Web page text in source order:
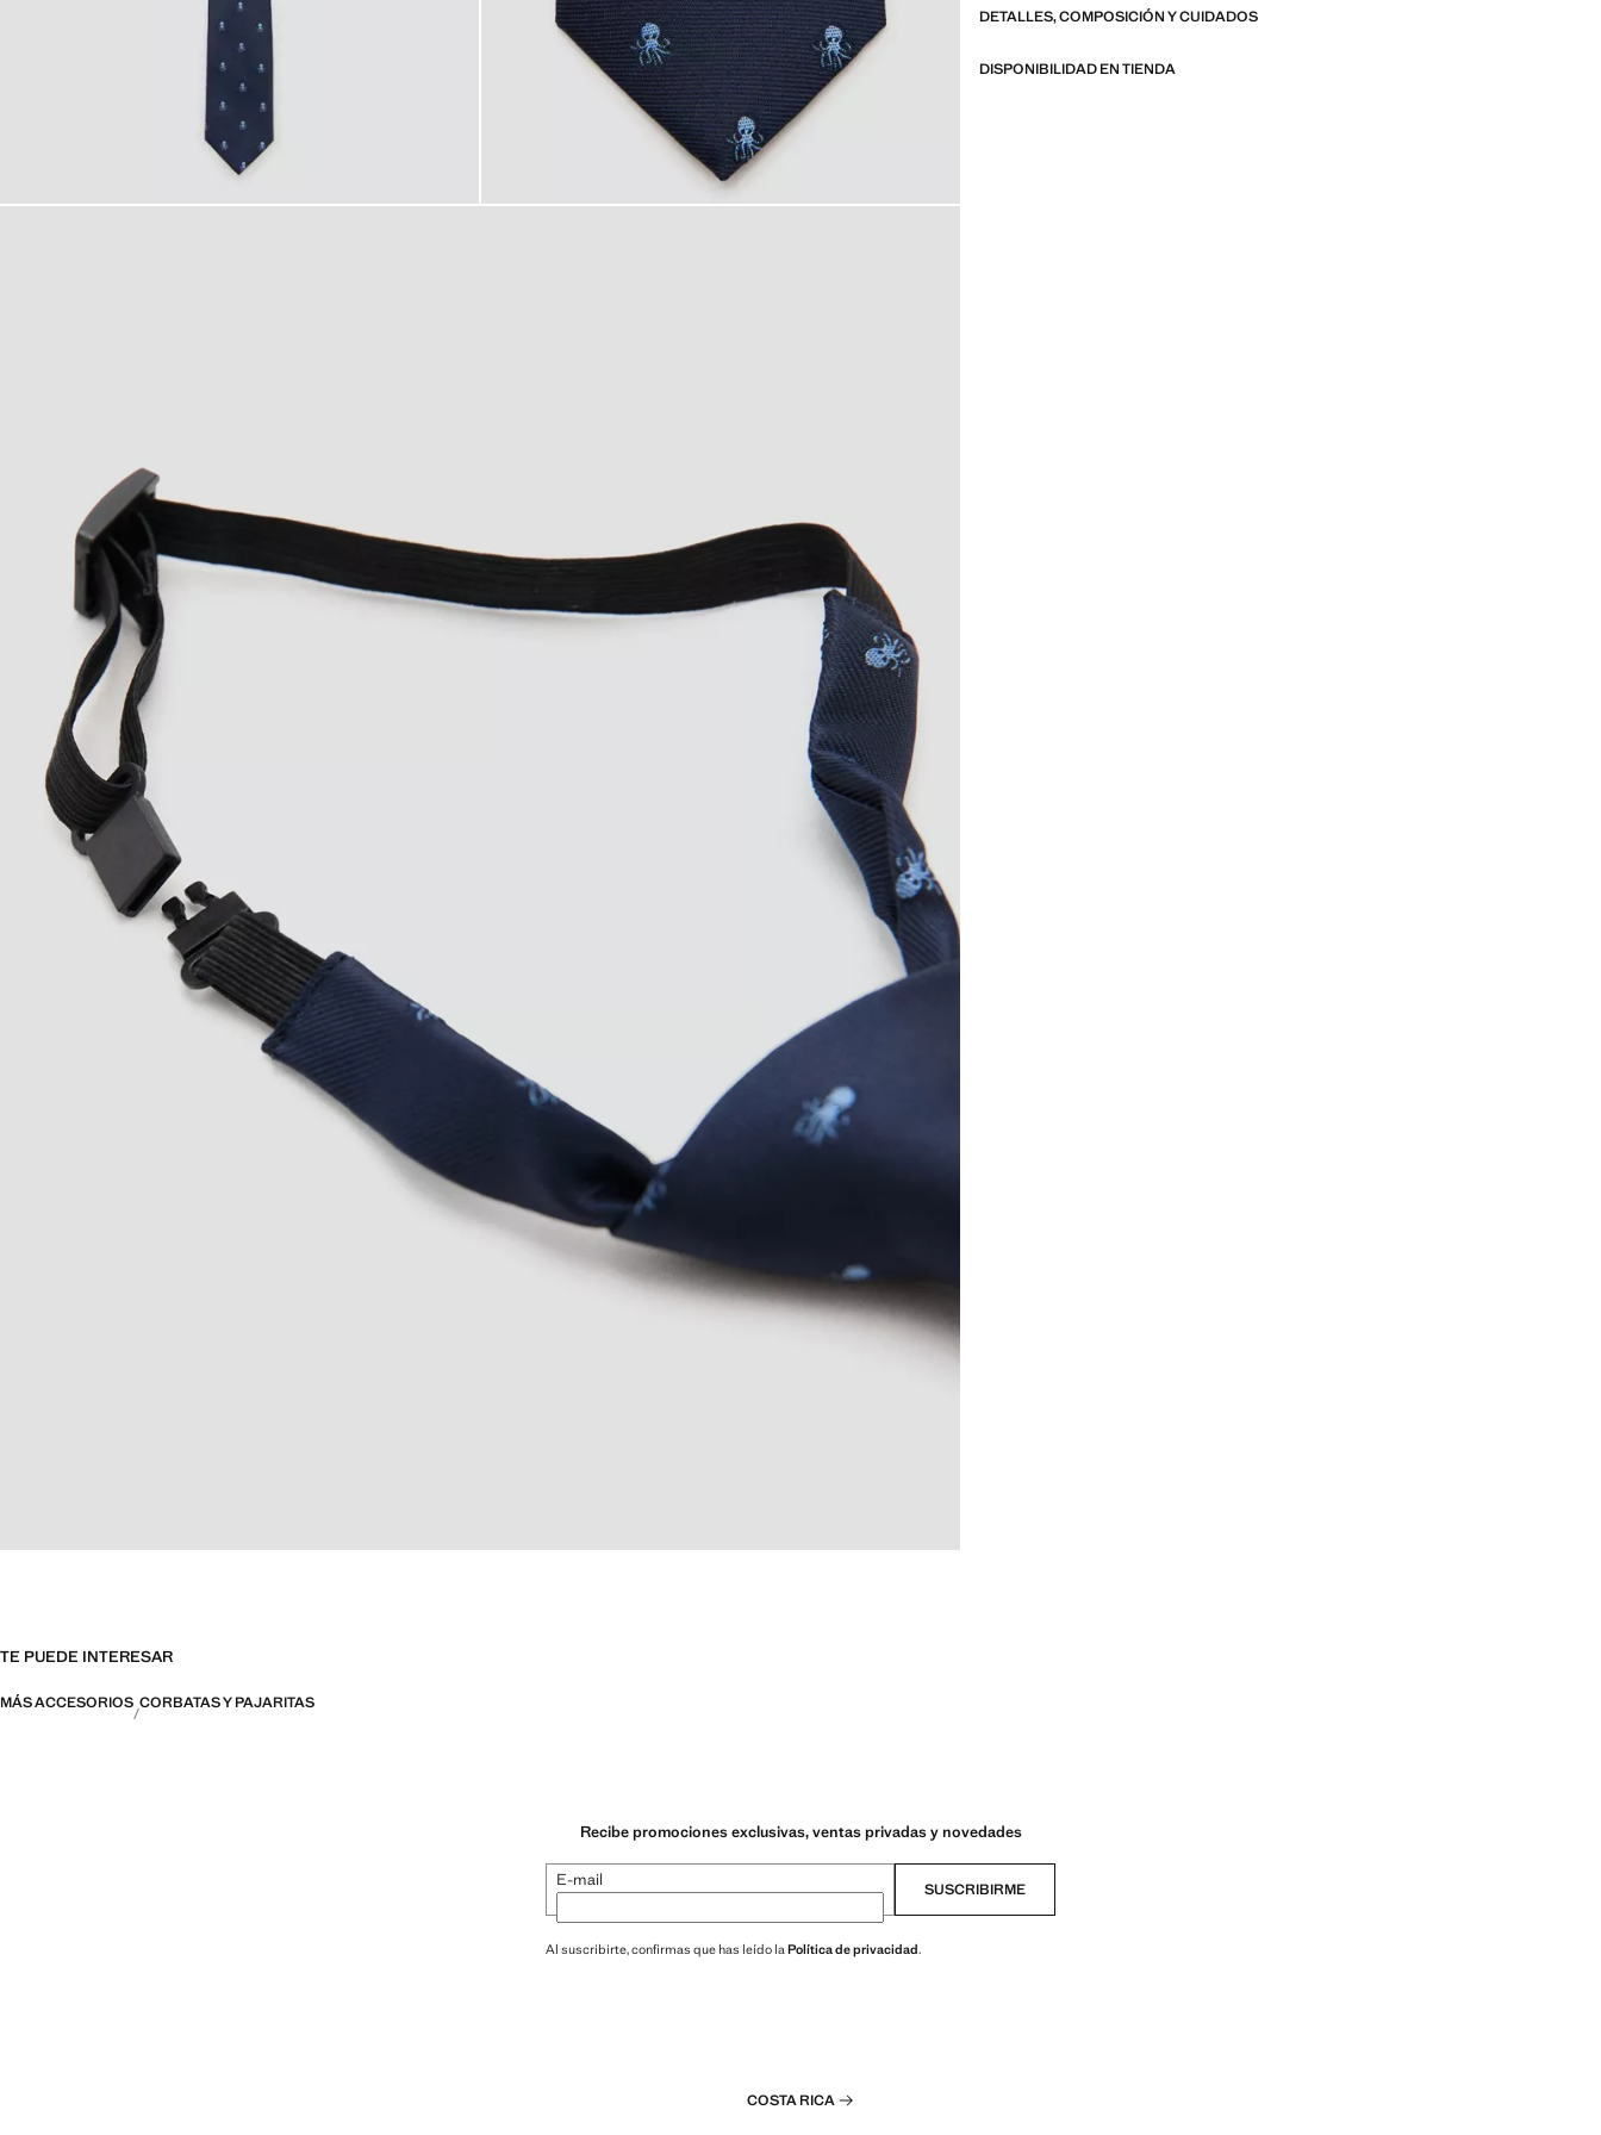
DETALLES, COMPOSICIÓN Y CUIDADOS
DISPONIBILIDAD EN TIENDA
TE PUEDE INTERESAR
MÁS ACCESORIOS CORBATAS Y PAJARITAS
Recibe promociones exclusivas, ventas privadas y novedades
E-mail SUSCRIBIRME
Al suscribirte, confirmas que has leído la Política de privacidad.
COSTA RICA